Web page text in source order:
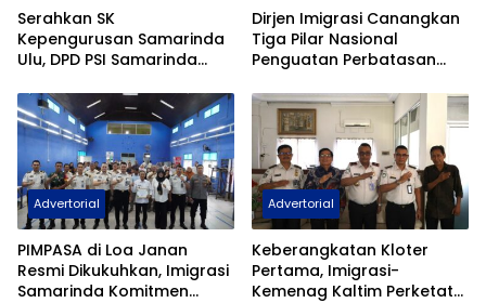
Serahkan SK
Kepengurusan Samarinda
Ulu, DPD PSI Samarinda
Untuk Rakyat
Dirjen Imigrasi Canangkan
Tiga Pilar Nasional
Penguatan Perbatasan
DGICM 2026
Advertorial
PIMPASA di Loa Janan
Resmi Dikukuhkan, Imigrasi
Samarinda Komitmen
Advertorial
Keberangkatan Kloter
Pertama, Imigrasi-
Kemenag Kaltim Perketat